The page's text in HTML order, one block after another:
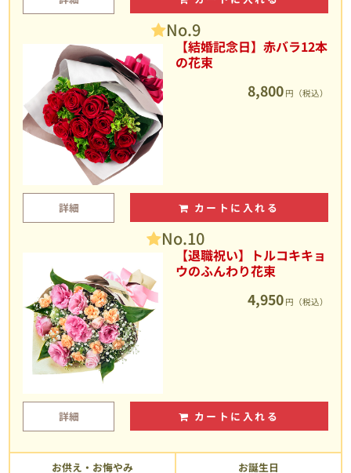
No.9
【結婚記念日】赤バラ12本
の花束
8,800 円（税込）
詳細 カートに入れる
No.10
【退職祝い】トルコキキョ
ウのふんわり花束
4,950 円（税込）
詳細 カートに入れる
お供え・お悔やみ お誕生日